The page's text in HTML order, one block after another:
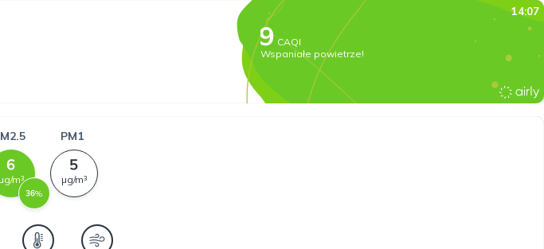
14:07
CAQI
Wspaniałe powietrze!
µg/m³
%
PM1
µg/m³